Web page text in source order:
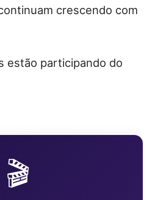
crescendo com
estão participando do
🎬